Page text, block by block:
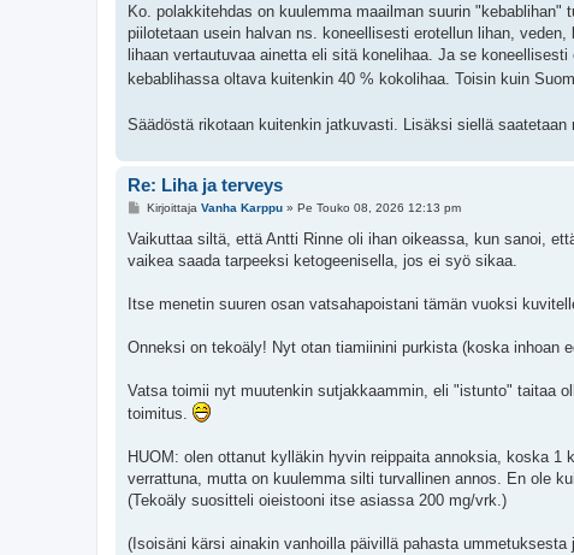
Ko. polakkitehdas on kuulemma maailman suurin
piilotetaan usein halvan ns. koneellisesti erotellun lihan,
lihaan vertautuvaa ainetta eli sitä konelihaa. Ja se
kebablihassa oltava kuitenkin 40 % kokolihaa. Toisin kuin
Säädöstä rikotaan kuitenkin jatkuvasti. Lisäksi siellä
Re: Liha ja terveys
V
e
t
Kirjoittaja Vanha Karppu» Pe Touko 08, 2026 12:13 pm
Vaikuttaa siltä, että Antti Rinne oli ihan oikeassa, kun sanoi,
vaikea saada tarpeeksi ketogeenisella, jos ei syö sikaa.
Itse menetin suuren osan vatsahapoistani tämän vuoksi
Onneksi on tekoäly! Nyt otan tiamiinini purkista (koska inhoan
Vatsa toimii nyt muutenkin sutjakkaammin, eli "istunto" taitaa
toimitus.
HUOM: olen ottanut kylläkin hyvin reippaita annoksia, koska
verrattuna, mutta on kuulemma silti turvallinen annos. En ole
(Tekoäly suositteli oieistooni itse asiassa 200 mg/vrk.)
(Isoisäni kärsi ainakin vanhoilla päivillä pahasta